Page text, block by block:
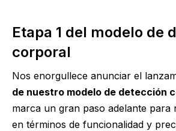
Etapa 1 del modelo de
corporal
Nos enorgullece anunciar el
de nuestro modelo de detección
marca un gran paso adelante
en términos de funcionalidad y